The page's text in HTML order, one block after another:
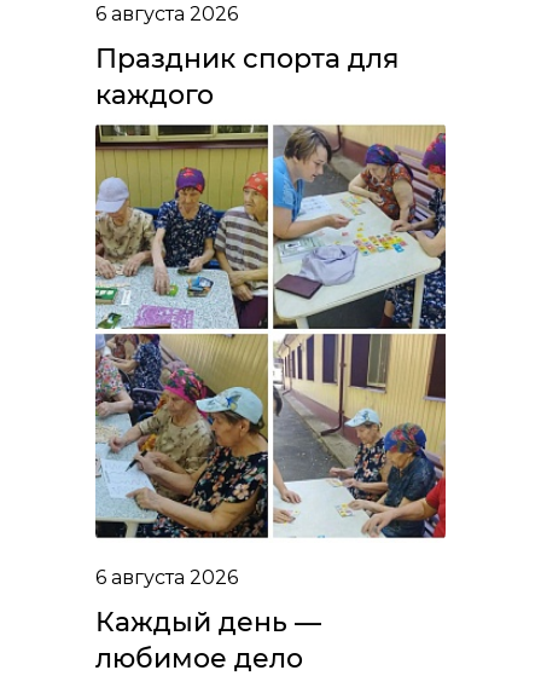
6 августа 2026
Праздник спорта для
каждого
6 августа 2026
Каждый день —
любимое дело